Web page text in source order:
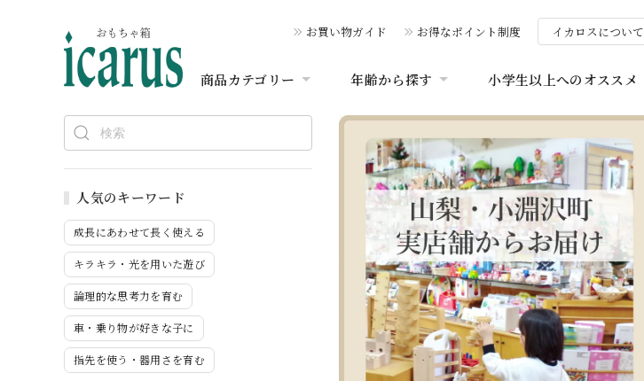
お買い物ガイド お得なポイント制度 イカロスについて
商品カテゴリー 年齢から探す 小学生以上へのオススメ
人気のキーワード
成長にあわせて長く使える
キラキラ・光を用いた遊び
論理的な思考力を育む
車・乗り物が好きな子に
指先を使う・器用さを育む